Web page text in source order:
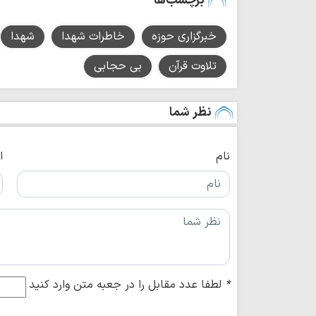
خبرگزاری حوزه خاطرات شهدا شهدا
تلاوت قرآن
بی حجابی
نظر شما
نام
* لطفا عدد مقابل را در جعبه متن وارد کنید